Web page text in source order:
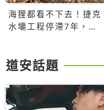
海狸都看不下去！捷克
水壩工程停滯7年，海
道安話題